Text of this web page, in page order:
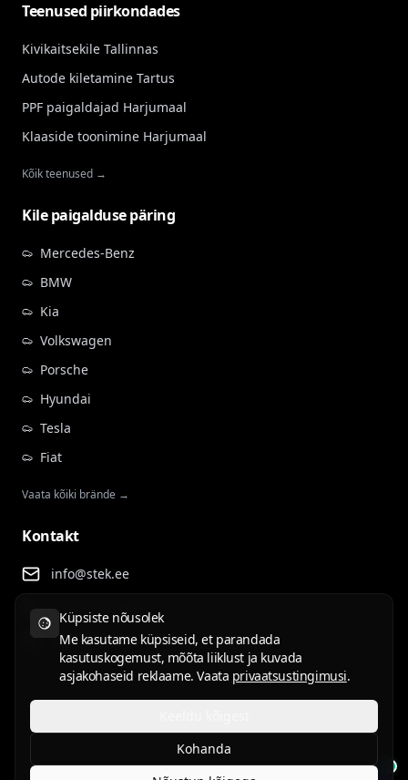
Teenused piirkondades
Kivikaitsekile Tallinnas
Autode kiletamine Tartus
PPF paigaldajad Harjumaal
Klaaside toonimine Harjumaal
Kõik teenused →
Kile paigalduse päring
Mercedes-Benz
BMW
Kia
Volkswagen
Porsche
Hyundai
Tesla
Fiat
Vaata kõiki brände →
Kontakt
info@stek.ee
+372 555 81 911
Rehepapi tee 4, Tartu
KasutustingimusedPrivaatsuspoliitika
ET EN RU LV LT
Küpsiste nõusolek
Me kasutame küpsiseid, et parandada
kasutuskogemust, mõõta liiklust ja kuvada
asjakohaseid reklaame. Vaata privaatsustingimusi.
Kohanda